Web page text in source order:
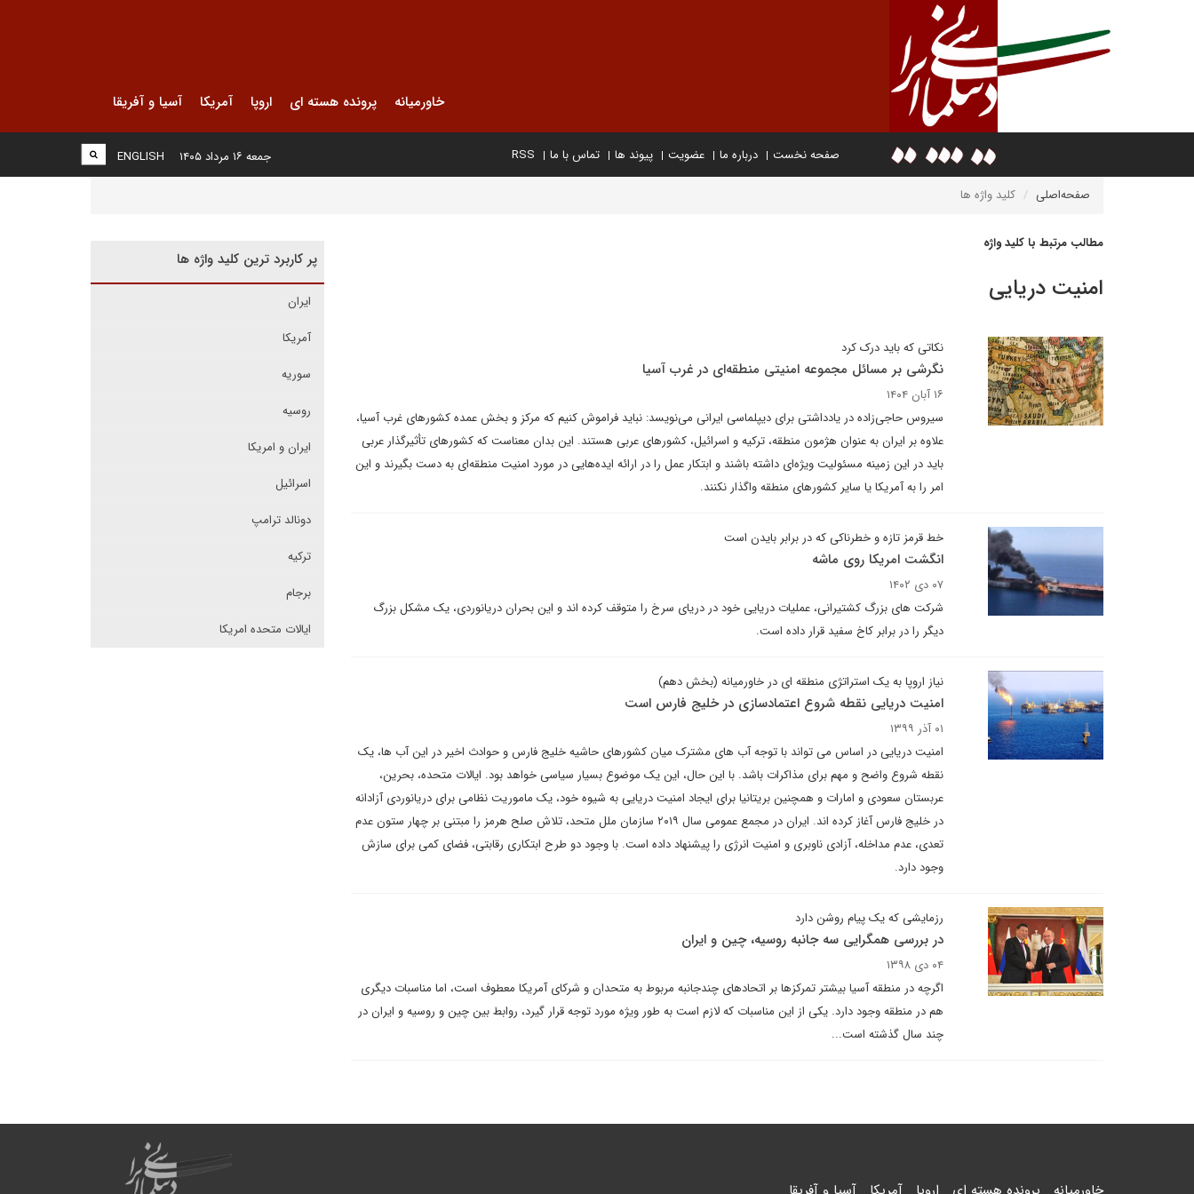
خاورمیانه پرونده هسته ای اروپا آمریکا آسیا و آفریقا
صفحه نخست درباره ما عضویت پیوند ها تماس با ما RSS
ENGLISH جمعه ۱۶ مرداد ۱۴۰۵
صفحه‌اصلی کلید واژه ها
مطالب مرتبط با کلید واژه
امنیت دریایی
نکاتی که باید درک کرد
نگرشی بر مسائل مجموعه امنیتی منطقه‌ای در غرب آسیا
۱۶ آبان ۱۴۰۴
سیروس حاجی‌زاده در یادداشتی برای دیپلماسی ایرانی می‌نویسد: نباید فراموش کنیم که مرکز و بخش عمده کشورهای غرب آسیا،
علاوه بر ایران به عنوان هژمون منطقه، ترکیه و اسرائیل، کشورهای عربی هستند. این بدان معناست که کشورهای تأثیرگذار عربی
باید در این زمینه مسئولیت ویژه‌ای داشته باشند و ابتکار عمل را در ارائه ایده‌هایی در مورد امنیت منطقه‌ای به دست بگیرند و این
امر را به آمریکا یا سایر کشورهای منطقه واگذار نکنند.
خط قرمز تازه و خطرناکی که در برابر بایدن است
انگشت امریکا روی ماشه
۰۷ دی ۱۴۰۲
شرکت های بزرگ کشتیرانی، عملیات دریایی خود در دریای سرخ را متوقف کرده اند و این بحران دریانوردی، یک مشکل بزرگ
دیگر را در برابر کاخ سفید قرار داده است.
نیاز اروپا به یک استراتژی منطقه ای در خاورمیانه (بخش دهم)
امنیت دریایی نقطه شروع اعتمادسازی در خلیج فارس است
۰۱ آذر ۱۳۹۹
امنیت دریایی در اساس می تواند با توجه آب های مشترک میان کشورهای حاشیه خلیج فارس و حوادث اخیر در این آب ها، یک
نقطه شروع واضح و مهم برای مذاکرات باشد. با این حال، این یک موضوع بسیار سیاسی خواهد بود. ایالات متحده، بحرین،
عربستان سعودی و امارات و همچنین بریتانیا برای ایجاد امنیت دریایی به شیوه خود، یک ماموریت نظامی برای دریانوردی آزادانه
در خلیج فارس آغاز کرده اند. ایران در مجمع عمومی سال ۲۰۱۹ سازمان ملل متحد، تلاش صلح هرمز را مبتنی بر چهار ستون عدم
تعدی، عدم مداخله، آزادی ناوبری و امنیت انرژی را پیشنهاد داده است. با وجود دو طرح ابتکاری رقابتی، فضای کمی برای سازش
وجود دارد.
رزمایشی که یک پیام روشن دارد
در بررسی همگرایی سه جانبه روسیه، چین و ایران
۰۴ دی ۱۳۹۸
اگرچه در منطقه آسیا بیشتر تمرکزها بر اتحادهای چندجانبه مربوط به متحدان و شرکای آمریکا معطوف است، اما مناسبات دیگری
هم در منطقه وجود دارد. یکی از این مناسبات که لازم است به طور ویژه مورد توجه قرار گیرد، روابط بین چین و روسیه و ایران در
چند سال گذشته است...
پر کاربرد ترین کلید واژه ها
ایران
آمریکا
سوریه
روسیه
ایران و امریکا
اسرائیل
دونالد ترامپ
ترکیه
برجام
ایالات متحده امریکا